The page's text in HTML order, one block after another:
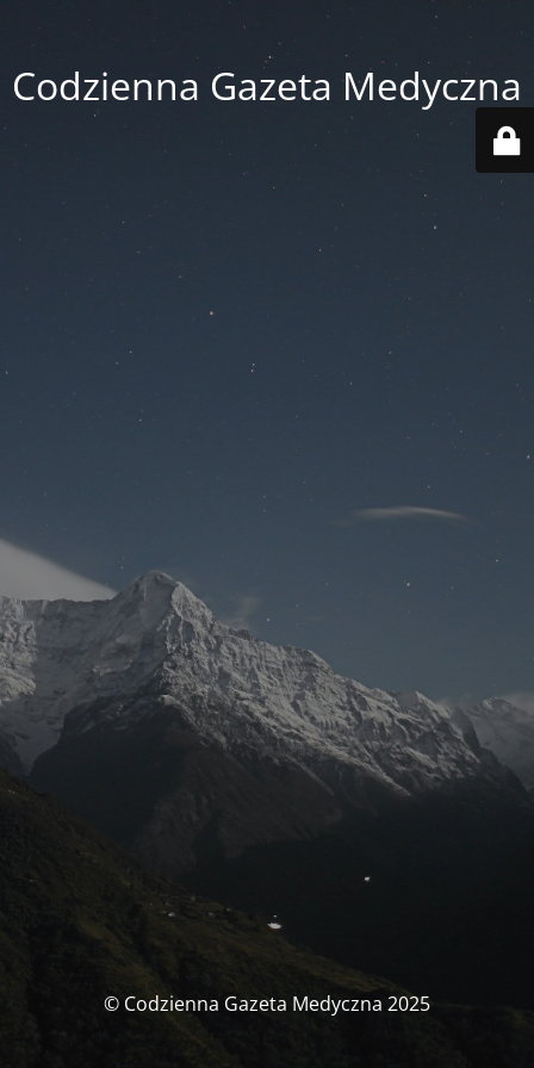
Codzienna Gazeta Medyczna
© Codzienna Gazeta Medyczna 2025